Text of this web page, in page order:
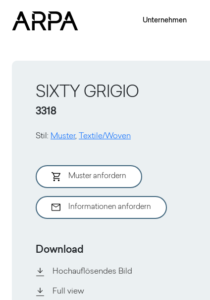
Unternehmen
SIXTY GRIGIO
3318
Stil : Muster, Textile/Woven
Muster anfordern
Informationen anfordern
Download
Hochauflösendes Bild
Full view